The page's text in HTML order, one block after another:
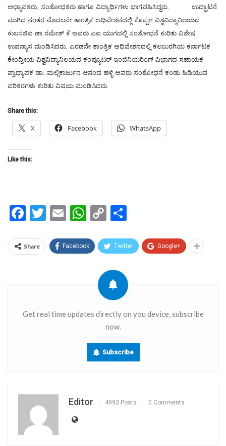
ಅಧ್ಯಾಪಕರು, ಸಂಶೋಧಕರು ಹಾಗೂ ವಿದ್ಯಾರ್ಥಿಗಳು ಭಾಗವಹಿಸಿದ್ದರು. ಉದ್ಘಾಟನೆ
ಮುಗಿದ ನಂತರ ಮೊದಲನೇ ತಾಂತ್ರಿಕ ಅಧಿವೇಶನದಲ್ಲಿ ಕೊಪ್ಪಳ ವಿಶ್ವವಿದ್ಯಾನಿಲಯದ
ಕುಲಸಚಿವ ಡಾ.ರಮೇಶ್ ಕೆ ಅವರು ಎಐ ಯುಗದಲ್ಲಿ ಸಂಶೋಧನೆ ಕುರಿತು ವಿಶೇಷ
ಉಪನ್ಯಾಸ ಮಂಡಿಸಿದರು. ಎರಡನೇ ತಾಂತ್ರಿಕ ಅಧಿವೇಶನದಲ್ಲಿ ಕಲಬುರಗಿಯ ಕರ್ನಾಟಕ
ಕೇಂದ್ರೀಯ ವಿಶ್ವವಿದ್ಯಾನಿಲಯದ ಕಂಪ್ಯೂಟರ್ ಇಂಜಿನಿಯರಿಂಗ್ ವಿಭಾಗದ ಸಹಾಯಕ
ಪ್ರಾಧ್ಯಾಪಕ ಡಾ. ಮಲ್ಲಿಕಾರ್ಜುನ ಆನಂದ ಹಳ್ಳಿ ಅವರು ಸಂಶೋಧನೆ ಕಂಡು ಹಿಡಿಯುವ
ಪರಿಕರಗಳು ಕುರಿತು ವಿಷಯ ಮಂಡಿಸಿದರು.
Share this:
X Facebook WhatsApp
Like this:
Facebook
Twitter
EmailWhatsApp
Copy
Share Facebook Twitter Google+
Get real time updates directly on you device, subscribe
now.
Subscribe
Editor 4993 Posts 0 Comments